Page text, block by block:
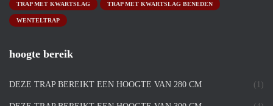
TRAP MET KWARTSLAG TRAP MET KWARTSLAG BENEDEN
WENTELTRAP
hoogte bereik
DEZE TRAP BEREIKT EEN HOOGTE VAN 280 CM (1)